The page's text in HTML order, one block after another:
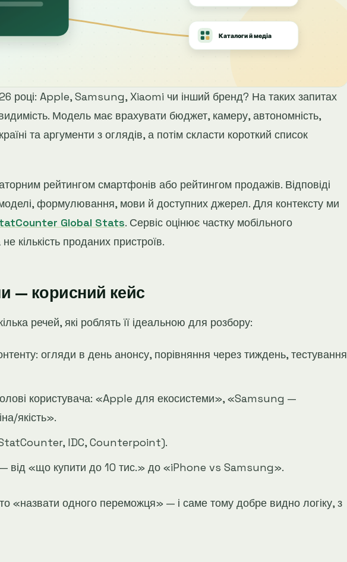
році: Apple, Samsung, Xiaomi чи інший бренд? На таких запитах
Модель має врахувати бюджет, камеру, автономність,
та аргументи з оглядів, а потім скласти короткий список
рейтингом смартфонів або рейтингом продажів. Відповіді
формулювання, мови й доступних джерел. Для контексту ми
Global Stats. Сервіс оцінює частку мобільного
кількість проданих пристроїв.
— корисний кейс
речей, які роблять її ідеальною для розбору:
огляди в день анонсу, порівняння через тиждень, тестування
користувача: «Apple для екосистеми», «Samsung —
якість».
IDC, Counterpoint).
— від «що купити до 10 тис.» до «iPhone vs Samsung».
«назвати одного переможця» — і саме тому добре видно логіку, з